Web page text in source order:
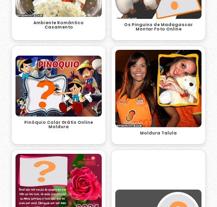
Ambiente Romântico
Casamento Os Pinguins de Madagascar
Montar Foto Online
Pinóquio Colar Grátis Online
Moldura
Moldura Talula